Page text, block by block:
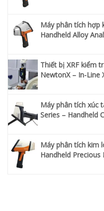
Máy phân tích hợp
Handheld Alloy
Thiết bị XRF kiểm
NewtonX – In-Line
Máy phân tích xúc
Series – Handheld
Máy phân tích kim
Handheld Precious